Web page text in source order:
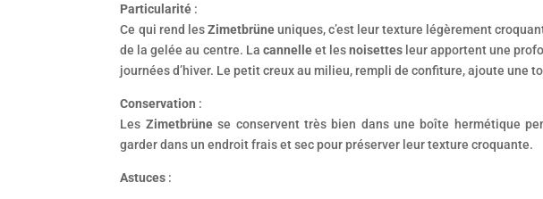
Particularité :
Ce qui rend lesZimetbrüneuniques, c’est leur texture légèrement
de la gelée au centre. La cannelleet lesnoisettesleur apportent une
journées d’hiver. Le petit creux au milieu, rempli de confiture, ajoute une
Conservation :
Les Zimetbrünese conservent très bien dans une boîte hermétique
garder dans un endroit frais et sec pour préserver leur texture croquante.
Astuces :